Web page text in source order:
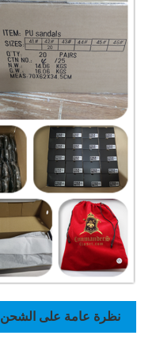
نظرة عامة على الشحن